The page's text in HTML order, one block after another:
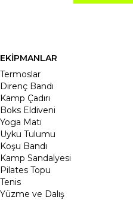
EKİPMANLAR
Termoslar
Direnç Bandı
Kamp Çadırı
Boks Eldiveni
Yoga Matı
Uyku Tulumu
Koşu Bandı
Kamp Sandalyesi
Pilates Topu
Tenis
Yüzme ve Dalış